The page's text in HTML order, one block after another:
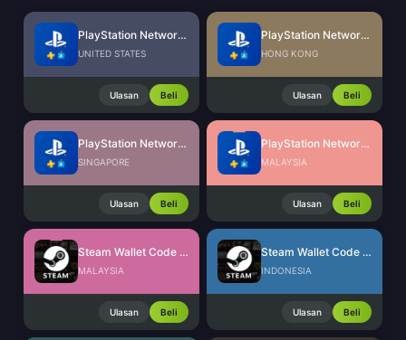
PlayStation Network Card (US)
UNITED STATES
Ulasan Beli
PlayStation Network Card (HK)
HONG KONG
Ulasan Beli
PlayStation Network Card (SG)
SINGAPORE
Ulasan Beli
PlayStation Network Card (MY)
MALAYSIA
Ulasan Beli
Steam Wallet Code (MYR)
MALAYSIA
Ulasan Beli
Steam Wallet Code (IDR)
INDONESIA
Ulasan Beli